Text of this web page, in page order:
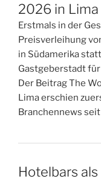
2026 in Lima
Erstmals in der
Preisverleihung
in Südamerika
Gastgeberstadt
Der Beitrag The
Lima erschien
Branchennews
Hotelbars